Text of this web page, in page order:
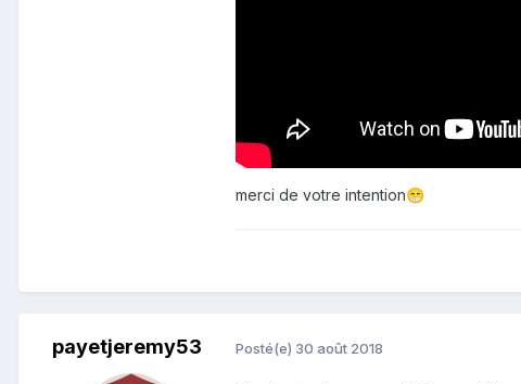
merci de votre intention😁
payetjeremy53 Posté(e) 30 août 2018